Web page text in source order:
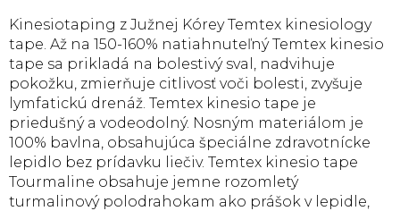
Kinesiotaping z Južnej Kórey Temtex kinesiology
tape. Až na 150-160% natiahnuteľný Temtex kinesio
tape sa prikladá na bolestivý sval, nadvihuje
pokožku, zmierňuje citlivosť voči bolesti, zvyšuje
lymfatickú drenáž. Temtex kinesio tape je
priedušný a vodeodolný. Nosným materiálom je
100% bavlna, obsahujúca špeciálne zdravotnícke
lepidlo bez prídavku liečiv. Temtex kinesio tape
Tourmaline obsahuje jemne rozomletý
turmalinový polodrahokam ako prášok v lepidle,